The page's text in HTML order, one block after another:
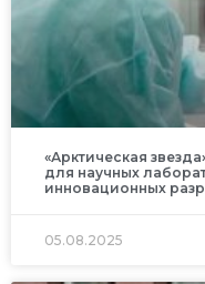
«Арктическая
для научных
инновационных
05.08.2025